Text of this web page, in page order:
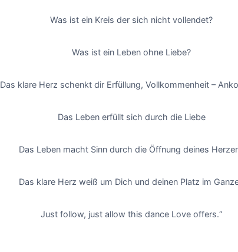
Was ist ein Kreis der sich nicht vollendet?
Was ist ein Leben ohne Liebe?
Das klare Herz schenkt dir Erfüllung, Vollkommenheit –
Das Leben erfüllt sich durch die Liebe
Das Leben macht Sinn durch die Öffnung deines
Das klare Herz weiß um Dich und deinen Platz im
Just follow, just allow this dance Love offers.“